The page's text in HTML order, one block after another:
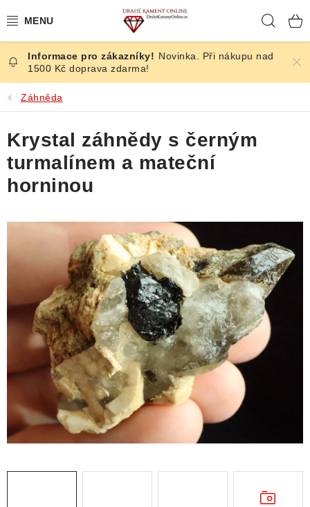
na
ČESKÉ KAMENY
ŠPERKY
KAMENY ZE SVĚTA
BROUŠENÉ
KRYSTALY
ČLÁNKY
NALEZIŠTĚ
NÁŠ PŘÍBĚH
VIDEOGALERIE
Novinka. Při nákupu nad
1500 Kč doprava zdarma!
Záhněda
Krystal záhnědy s černým
turmalínem a mateční
horninou